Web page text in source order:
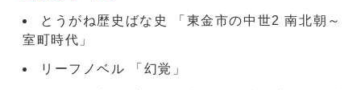
とうがね歴史ばな史 「東金市の中世2 南北朝～
室町時代」
リーフノベル 「幻覚」